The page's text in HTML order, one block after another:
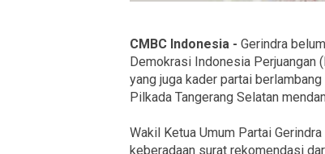
CMBC Indonesia - Gerindra
Demokrasi Indonesia Perjuangan
yang juga kader partai
Pilkada Tangerang Selatan
Wakil Ketua Umum Partai
keberadaan surat rekomendasi